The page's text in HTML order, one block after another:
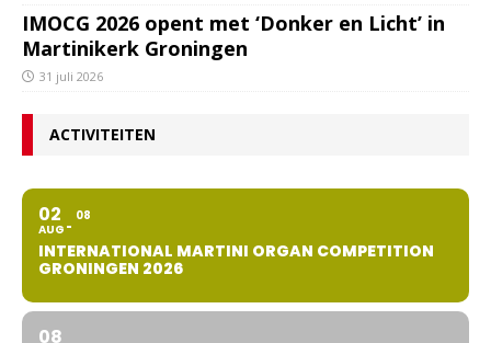
IMOCG 2026 opent met ‘Donker en Licht’ in
Martinikerk Groningen
31 juli 2026
ACTIVITEITEN
02
AUG
08
INTERNATIONAL MARTINI ORGAN COMPETITION
GRONINGEN 2026
08